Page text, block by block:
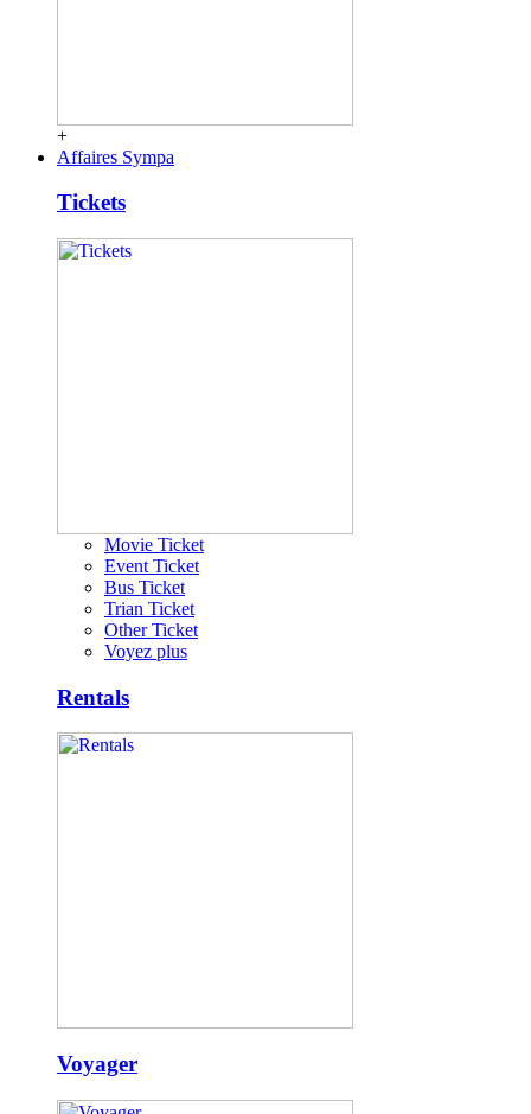
+
Affaires Sympa
Tickets
Movie Ticket
Event Ticket
Bus Ticket
Trian Ticket
Other Ticket
Voyez plus
Rentals
Voyager